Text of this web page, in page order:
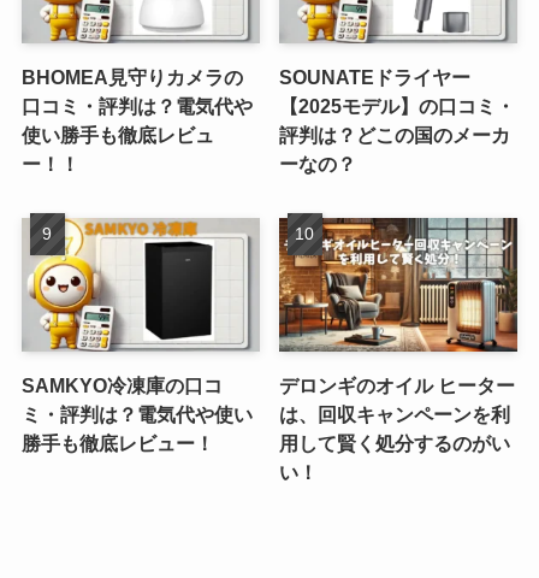
BHOMEA見守りカメラの
口コミ・評判は？電気代や
使い勝手も徹底レビュ
ー！！
SOUNATEドライヤー
【2025モデル】の口コミ・
評判は？どこの国のメーカ
ーなの？
SAMKYO冷凍庫の口コ
ミ・評判は？電気代や使い
勝手も徹底レビュー！
デロンギのオイル ヒーター
は、回収キャンペーンを利
用して賢く処分するのがい
い！